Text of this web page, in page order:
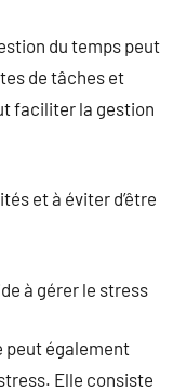
du temps peut
de tâches et
faciliter la gestion
et à éviter d’être
à gérer le stress
peut également
Elle consiste